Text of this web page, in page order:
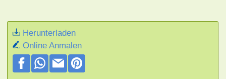
Herunterladen
Online Anmalen